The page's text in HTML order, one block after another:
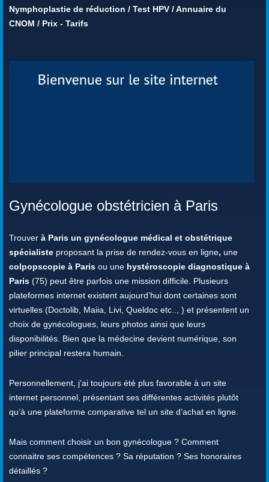
Nymphoplastie de réduction / Test HPV /Annuaire du
CNOM / Prix - Tarifs
Gynécologue obstétricien à Paris
Trouver à Paris un gynécologue médical et obstétrique
spécialiste proposant la prise de rendez-vous en ligne, une
colpopscopie à Paris ou une hystéroscopie diagnostique à
Paris (75) peut être parfois une mission difficile. Plusieurs
plateformes internet existent aujourd’hui dont certaines sont
virtuelles (Doctolib, Maiia, Livi, Queldoc etc.., ) et présentent un
choix de gynécologues, leurs photos ainsi que leurs
disponibilités. Bien que la médecine devient numérique, son
pilier principal restera humain.
Personnellement, j’ai toujours été plus favorable à un site
internet personnel, présentant ses différentes activités plutôt
qu’à une plateforme comparative tel un site d’achat en ligne.
Mais comment choisir un bon gynécologue ? Comment
connaitre ses compétences ? Sa réputation ? Ses honoraires
détaillés ?